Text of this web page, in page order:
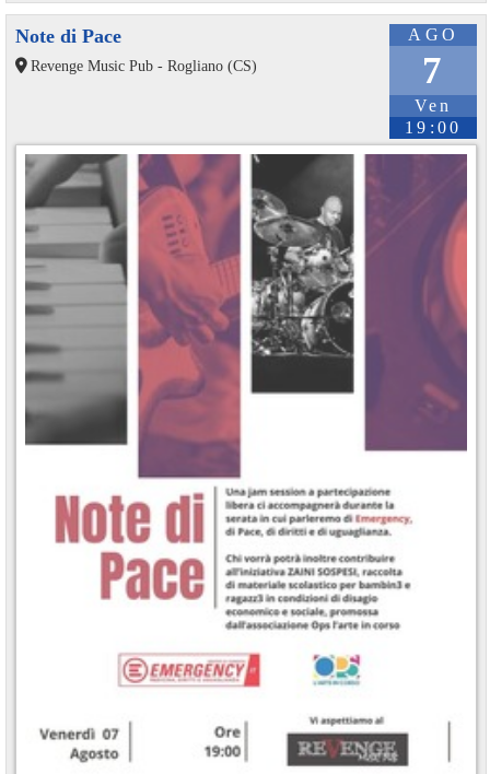
AGO
7
Ven
19:00
Note di Pace
Revenge Music Pub - Rogliano (CS)